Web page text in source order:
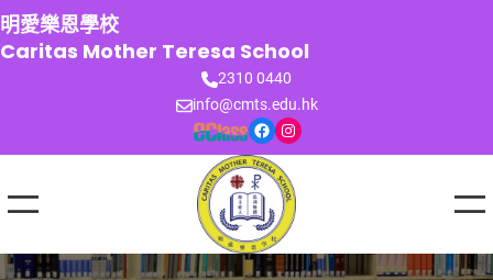
跳
至
主
明愛樂恩學校
Caritas Mother Teresa School
2310 0440
info@cmts.edu.hk
Facebook Instagram